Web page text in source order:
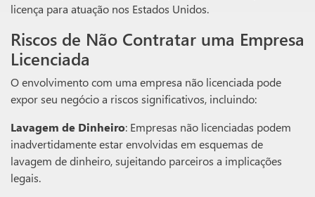
licença para atuação nos Estados Unidos.
Riscos de Não Contratar uma Empresa
Licenciada
O envolvimento com uma empresa não licenciada pode
expor seu negócio a riscos significativos, incluindo:
Lavagem de Dinheiro: Empresas não licenciadas podem
inadvertidamente estar envolvidas em esquemas de
lavagem de dinheiro, sujeitando parceiros a implicações
legais.